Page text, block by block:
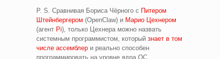
P. S. Сравнивая Бориса Чёрного с Питером
Штейнбергером (OpenClaw) и Марио Цехнером
(агент Pi), только Цехнера можно назвать
системным программистом, который знает в том
числе ассемблер и реально способен
программировать на уровне ядра ОС.